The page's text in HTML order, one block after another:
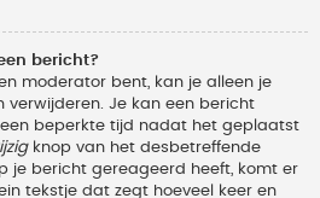
bericht?
moderator bent, kan je alleen je
verwijderen. Je kan een bericht
beperkte tijd nadat het geplaatst
knop van het desbetreffende
je bericht gereageerd heeft, komt er
tekstje dat zegt hoeveel keer en